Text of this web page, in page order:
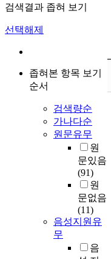
검색결과 좁혀 보기
선택해제
좁혀본 항목 보기
순서
검색량순
가나다순
원문유무
원
문있음
(91)
원
문없음
(11)
음성지원유
무
음